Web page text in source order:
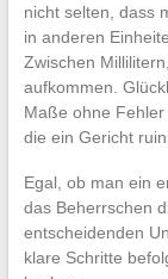
nicht selten, dass
in anderen
Zwischen
aufkommen.
Maße ohne
die ein Gericht
Egal, ob man ein
das Beherrschen
entscheidenden
klare Schritte